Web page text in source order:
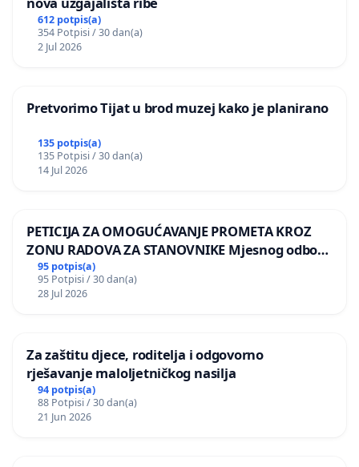
612 potpis(a)
354 Potpisi / 30 dan(a)
2 Jul 2026
Pretvorimo Tijat u brod muzej kako je planirano
135 potpis(a)
135 Potpisi / 30 dan(a)
14 Jul 2026
PETICIJA ZA OMOGUĆAVANJE PROMETA KROZ
ZONU RADOVA ZA STANOVNIKE Mjesnog odbora
Kamensko i Lemić Brdo
95 potpis(a)
95 Potpisi / 30 dan(a)
28 Jul 2026
Za zaštitu djece, roditelja i odgovorno
rješavanje maloljetničkog nasilja
94 potpis(a)
88 Potpisi / 30 dan(a)
21 Jun 2026